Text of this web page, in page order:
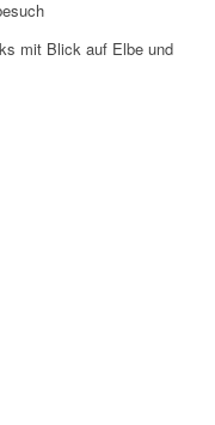
mit Blick auf Elbe und